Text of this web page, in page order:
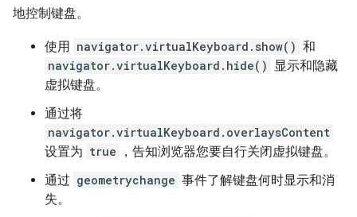
地控制键盘。
使用 navigator.virtualKeyboard.show() 和
navigator.virtualKeyboard.hide()
显示和隐藏
虚拟键盘。
通过将
navigator.virtualKeyboard.overlaysContent
设置为 true
，告知浏览器您要自行关闭虚拟键盘。
通过 geometrychange 事件了解键盘何时显示和消
失。